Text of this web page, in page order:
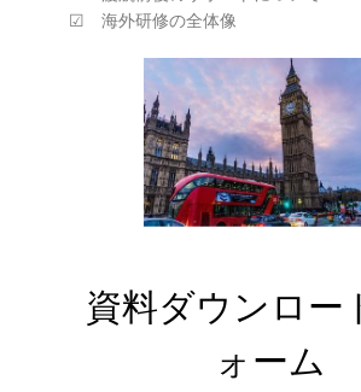
☑ 海外研修の全体像